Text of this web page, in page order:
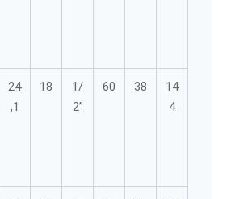
24
,1
18
1/
2’’
60 38
14
4